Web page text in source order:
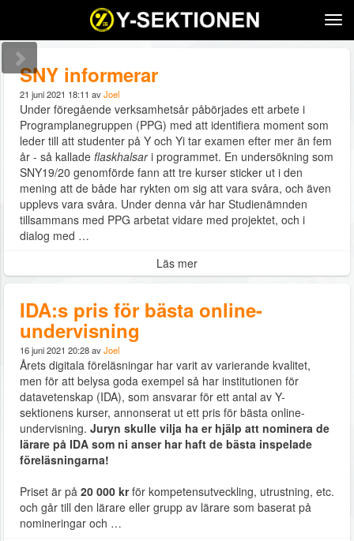
SNY informerar
21 juni 2021 18:11 avJoel
Under föregående verksamhetsår påbörjades ett arbete i
Programplanegruppen (PPG) med att identifiera moment som
leder till att studenter på Y och Yi tar examen efter mer än fem
år - så kallade flaskhalsari programmet. En undersökning som
SNY19/20 genomförde fann att tre kurser sticker ut i den
mening att de både har rykten om sig att vara svåra, och även
upplevs vara svåra. Under denna vår har Studienämnden
tillsammans med PPG arbetat vidare med projektet, och i
dialog med …
Läs mer
IDA:s pris för bästa online-
undervisning
16 juni 2021 20:28 avJoel
Årets digitala föreläsningar har varit av varierande kvalitet,
men för att belysa goda exempel så har institutionen för
datavetenskap (IDA), som ansvarar för ett antal av Y-
sektionens kurser, annonserat ut ett pris för bästa online-
undervisning. Juryn skulle vilja ha er hjälp att nominera de
lärare på IDA som ni anser har haft de bästa inspelade
föreläsningarna!
Priset är på 20 000 krför kompetensutveckling, utrustning, etc.
och går till den lärare eller grupp av lärare som baserat på
nomineringar och …